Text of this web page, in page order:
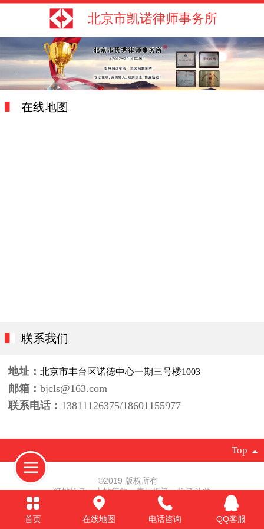
北京市凯诺律师事务所
在线地图
联系我们
地址： 北京市丰台区诺德中心一期三号楼1003
邮箱： bjcls@163.com
联系电话： 13811126375/18601155977
Top
©2019 版权所有
征地拆迁 土地征收 房屋拆迁 拆迁补偿
北京凯诺律师事务所
执业许可证号：31110000690001712H
首页 在线地图 电话咨询 QQ客服